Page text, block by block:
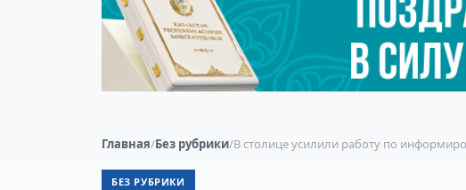
Главная/Без рубрики/В столице усилили работу по
БЕЗ РУБРИКИ